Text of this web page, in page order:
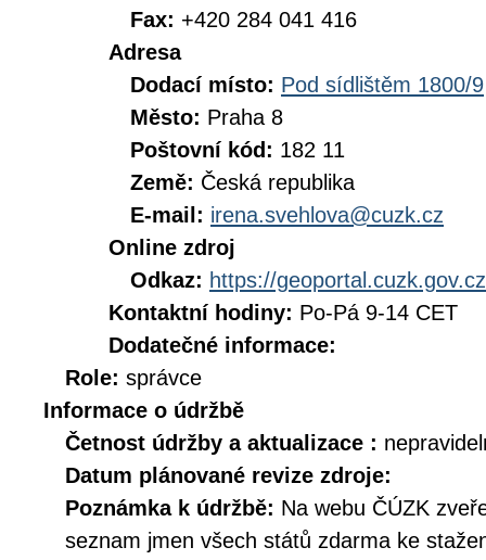
Fax: +420 284 041 416
Adresa
Dodací místo: Pod sídlištěm 1800/9
Město: Praha 8
Poštovní kód: 182 11
Země: Česká republika
E-mail: irena.svehlova@cuzk.cz
Online zdroj
Odkaz: https://geoportal.cuzk.gov.cz
Kontaktní hodiny: Po-Pá 9-14 CET
Dodatečné informace:
Role: správce
Informace o údržbě
Četnost údržby a aktualizace :
Datum plánované revize zdroje:
Poznámka k údržbě: Na webu ČÚZK
seznam jmen všech států zdarma ke